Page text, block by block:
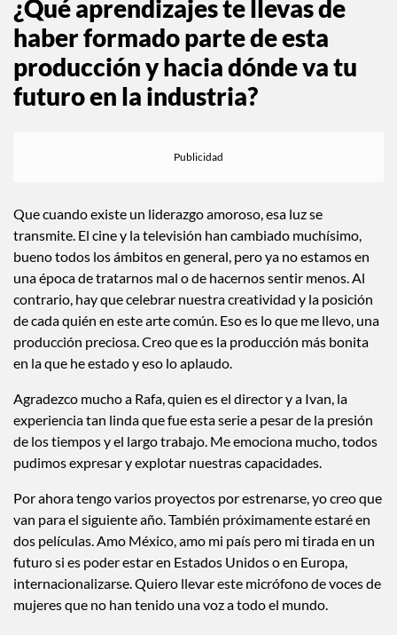
¿Qué aprendizajes te llevas de
haber formado parte de esta
producción y hacia dónde va tu
futuro en la industria?
Que cuando existe un liderazgo amoroso, esa luz se
transmite. El cine y la televisión han cambiado muchísimo,
bueno todos los ámbitos en general, pero ya no estamos en
una época de tratarnos mal o de hacernos sentir menos. Al
contrario, hay que celebrar nuestra creatividad y la posición
de cada quién en este arte común. Eso es lo que me llevo, una
producción preciosa. Creo que es la producción más bonita
Agradezco mucho a Rafa, quien es el director y a Ivan, la
experiencia tan linda que fue esta serie a pesar de la presión
de los tiempos y el largo trabajo. Me emociona mucho, todos
Por ahora tengo varios proyectos por estrenarse, yo creo que
van para el siguiente año. También próximamente estaré en
dos películas. Amo México, amo mi país pero mi tirada en un
futuro si es poder estar en Estados Unidos o en Europa,
internacionalizarse. Quiero llevar este micrófono de voces de